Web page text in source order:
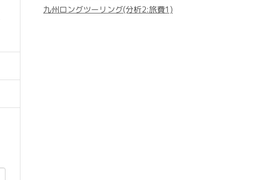
九州ロングツーリング(分析2:旅費1)